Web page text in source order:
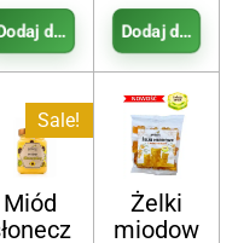
do koszykaDodaj do
Sale!
Miód
Żelki
miodow